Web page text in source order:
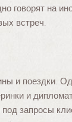
говорят на
встреч.
и поездки.
и
запросы